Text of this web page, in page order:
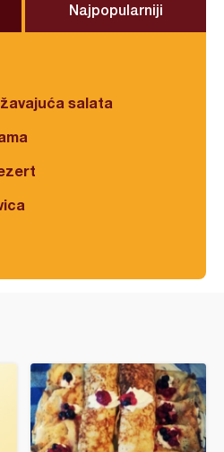
Najpopularniji
salata